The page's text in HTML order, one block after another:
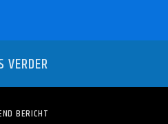
VERDER
BERICHT